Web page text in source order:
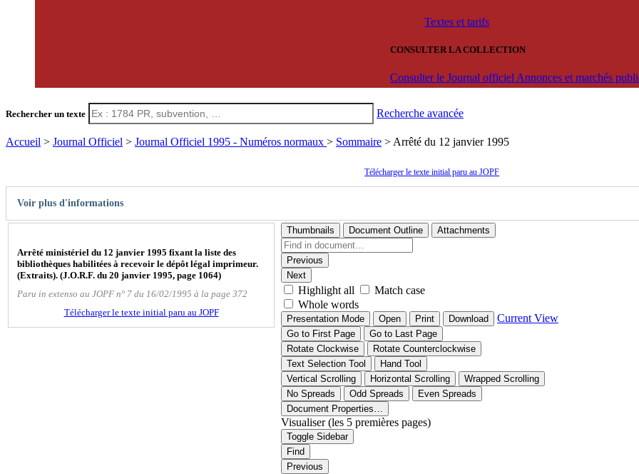
Textes et tarifs
CONSULTER LA COLLECTION
Consulter le Journal officiel Annonces et marchés
Rechercher un texte Recherche avancée
Accueil > Journal Officiel > Journal Officiel 1995 - Numéros normaux > Sommaire > Arrêté du 12 janvier 1995
Télécharger le texte initial paru au JOPF
Voir plus d'informations
Arrêté ministériel du 12 janvier 1995 fixant la liste des
bibliothèques habilitées à recevoir le dépôt légal imprimeur.
(Extraits). (J.O.R.F. du 20 janvier 1995, page 1064)
Paru in extenso au JOPF n° 7 du 16/02/1995 à la page 372
Télécharger le texte initial paru au JOPF
Thumbnails Document Outline Attachments
Previous
Next
Highlight all
Match case
Whole words
Presentation Mode Open Print Download Current View
Go to First Page
Go to Last Page
Rotate Clockwise
Rotate Counterclockwise
Text Selection Tool
Hand Tool
Vertical Scrolling
Horizontal Scrolling
Wrapped Scrolling
No Spreads
Odd Spreads
Even Spreads
Document Properties…
Visualiser (les 5 premières pages)
Toggle Sidebar
Find
Previous